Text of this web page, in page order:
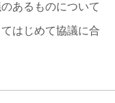
あるものについて
はじめて協議に合